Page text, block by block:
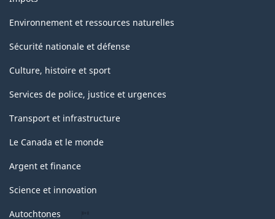
Environnement et ressources naturelles
Sécurité nationale et défense
Culture, histoire et sport
Services de police, justice et urgences
Transport et infrastructure
Le Canada et le monde
Argent et finance
Science et innovation
Autochtones